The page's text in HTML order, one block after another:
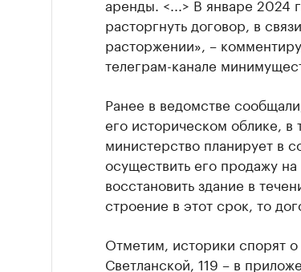
расторгнуть договор, в
расторжении», –
телеграм-канале
Ранее в ведомстве
его историческом облике, в
министерство планирует в
осуществить его продажу
восстановить здание в
строение в этот срок, то
Отметим, историки спорят
Светланской, 119 – в